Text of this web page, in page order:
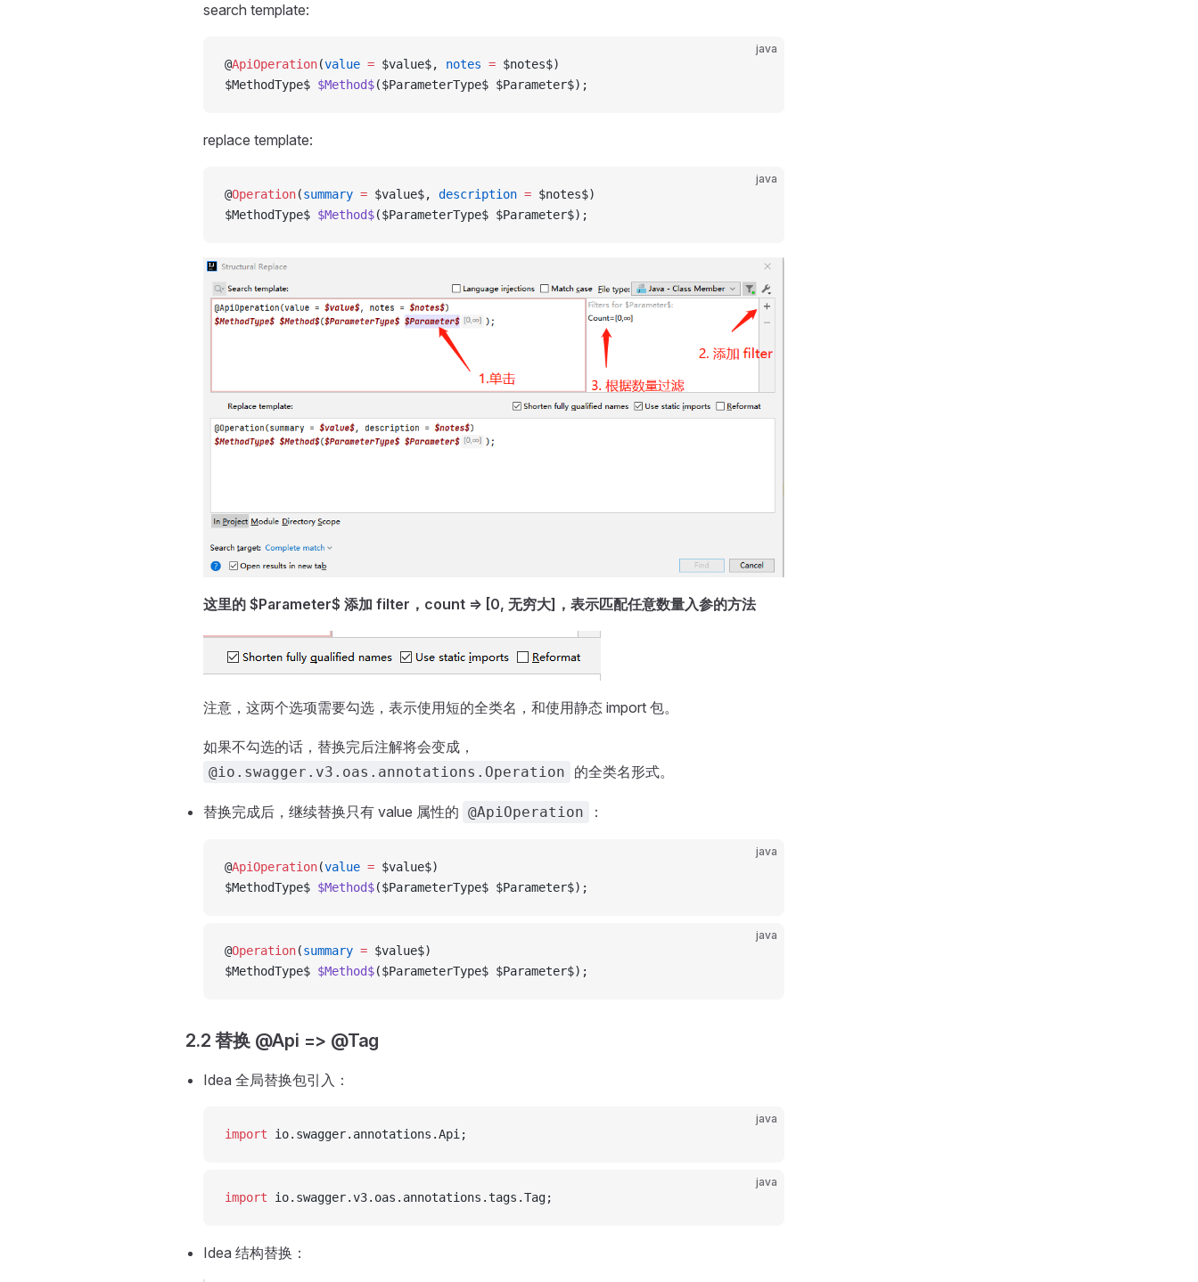
search template:
java
@ApiOperation(value = $value$, notes = $notes$)
$MethodType$ $Method$($ParameterType$ $Parameter$);
replace template:
java
@Operation(summary = $value$, description = $notes$)
$MethodType$ $Method$($ParameterType$ $Parameter$);
这里的 $Parameter$ 添加 filter，count => [0, 无穷大]，表示匹配任意数量入参的方法
注意，这两个选项需要勾选，表示使用短的全类名，和使用静态 import 包。
如果不勾选的话，替换完后注解将会变成，
@io.swagger.v3.oas.annotations.Operation 的全类名形式。
替换完成后，继续替换只有 value 属性的 @ApiOperation ：
java
@ApiOperation(value = $value$)
$MethodType$ $Method$($ParameterType$ $Parameter$);
java
@Operation(summary = $value$)
$MethodType$ $Method$($ParameterType$ $Parameter$);
2.2 替换 @Api => @Tag
Idea 全局替换包引入：
java
import io.swagger.annotations.Api;
java
import io.swagger.v3.oas.annotations.tags.Tag;
Idea 结构替换：